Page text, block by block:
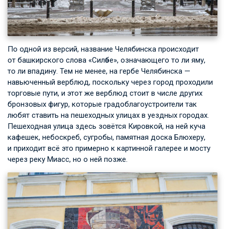
По одной из версий, название Челябинска происходит
от башкирского слова «Силәбе», означающего то ли яму,
то ли впадину. Тем не менее, на гербе Челябинска —
навьюченный верблюд, поскольку через город проходили
торговые пути, и этот же верблюд стоит в числе других
бронзовых фигур, которые градоблагоустроители так
любят ставить на пешеходных улицах в уездных городах.
Пешеходная улица здесь зовётся Кировкой, на ней куча
кафешек, небоскреб, сугробы, памятная доска Блюхеру,
и приходит всё это примерно к картинной галерее и мосту
через реку Миасс, но о ней позже.